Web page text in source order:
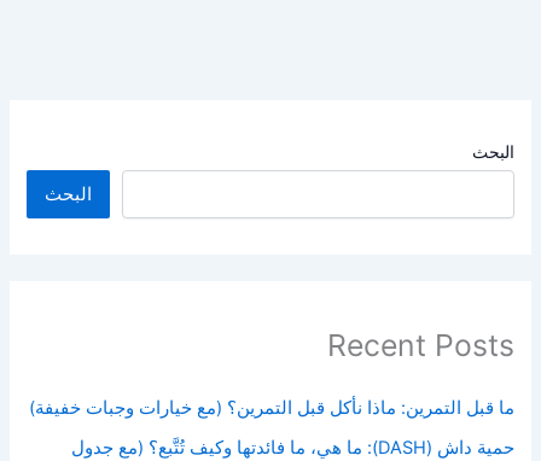
البحث
البحث
Recent Posts
ما قبل التمرين: ماذا نأكل قبل التمرين؟ (مع خيارات وجبات خفيفة)
حمية داش (DASH): ما هي، ما فائدتها وكيف تُتَّبع؟ (مع جدول